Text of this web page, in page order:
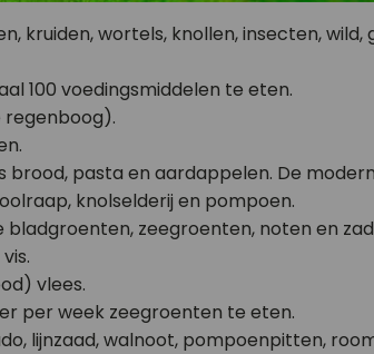
kruiden, wortels, knollen, insecten, wild,
100 voedingsmiddelen te eten.
regenboog).
brood, pasta en aardappelen. De
knolselderij en pompoen.
zeegroenten, noten en
vlees.
per week zeegroenten te eten.
lijnzaad, walnoot, pompoenpitten,